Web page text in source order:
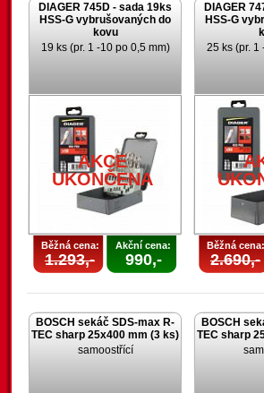
DIAGER 745D - sada 19ks
HSS-G vybrušovaných do
kovu
19 ks (pr. 1 -10 po 0,5 mm)
AKCE
UKONČENA
Běžná cena:
1.293,-
Akční cena:
990,-
DIAGER
HSS-G
25 ks (pr. 1
Běžná cena:
2.690,-
BOSCH sekáč SDS-max R-
TEC sharp 25x400 mm (3 ks)
samoostřící
BOSCH
TEC sharp